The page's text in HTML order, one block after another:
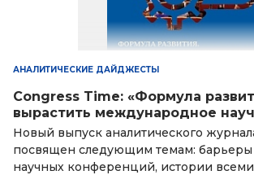
АНАЛИТИЧЕСКИЕ ДАЙДЖЕСТЫ
Congress Time: «Формула
вырастить международное
Новый выпуск аналитического
посвящен следующим темам: барьеры
научных конференций, истории